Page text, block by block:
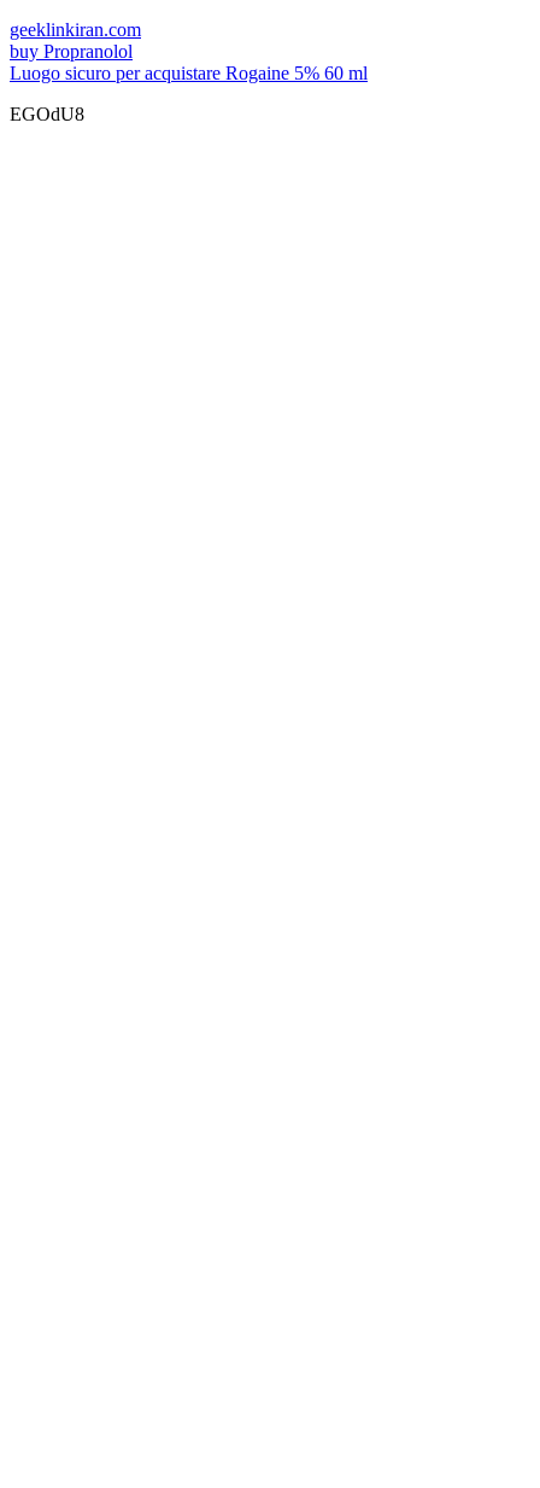
geeklinkiran.com
buy Propranolol
Luogo sicuro per acquistare Rogaine 5% 60 ml
EGOdU8